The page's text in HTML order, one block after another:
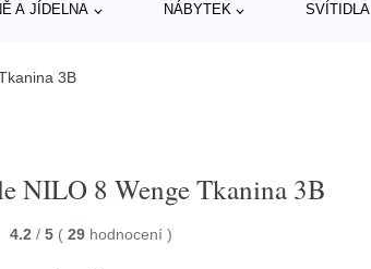
A JÍDELNA NÁBYTEK SVÍTIDLA
3B
NILO 8 Wenge Tkanina 3B
4.2 / 5 ( 29 hodnocení)